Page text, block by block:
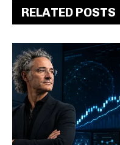
RELATED POSTS